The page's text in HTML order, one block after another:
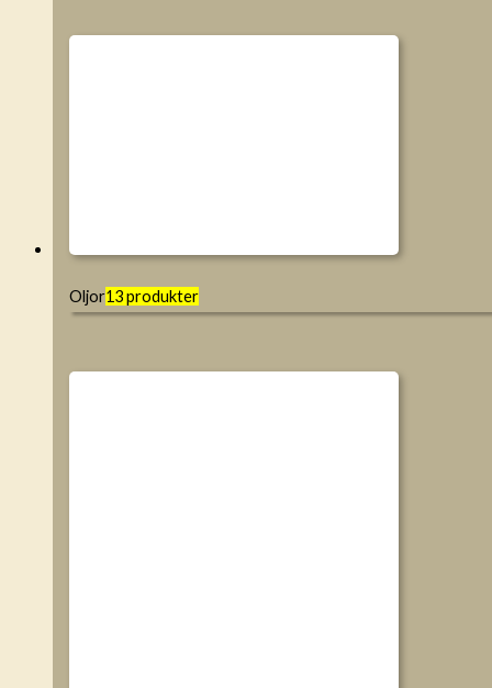
Oljor13 produkter